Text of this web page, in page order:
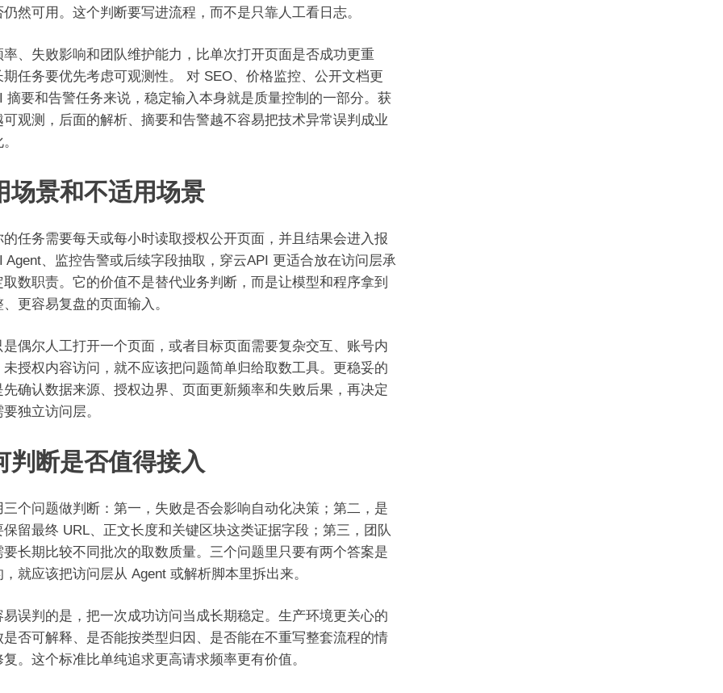
然可用。这个判断要写进流程，而不是只靠人工看日志。
率、失败影响和团队维护能力，比单次打开页面是否成功更重
期任务要优先考虑可观测性。 对 SEO、价格监控、公开文档更
摘要和告警任务来说，稳定输入本身就是质量控制的一部分。获
可观测，后面的解析、摘要和告警越不容易把技术异常误判成业
场景和不适用场景
的任务需要每天或每小时读取授权公开页面，并且结果会进入报
Agent、监控告警或后续字段抽取，穿云API 更适合放在访问层承
取数职责。它的价值不是替代业务判断，而是让模型和程序拿到
更容易复盘的页面输入。
是偶尔人工打开一个页面，或者目标页面需要复杂交互、账号内
未授权内容访问，就不应该把问题简单归给取数工具。更稳妥的
先确认数据来源、授权边界、页面更新频率和失败后果，再决定
独立访问层。
判断是否值得接入
三个问题做判断：第一，失败是否会影响自动化决策；第二，是
保留最终 URL、正文长度和关键区块这类证据字段；第三，团队
要长期比较不同批次的取数质量。三个问题里只要有两个答案是
就应该把访问层从 Agent 或解析脚本里拆出来。
易误判的是，把一次成功访问当成长期稳定。生产环境更关心的
是否可解释、是否能按类型归因、是否能在不重写整套流程的情
。这个标准比单纯追求更高请求频率更有价值。